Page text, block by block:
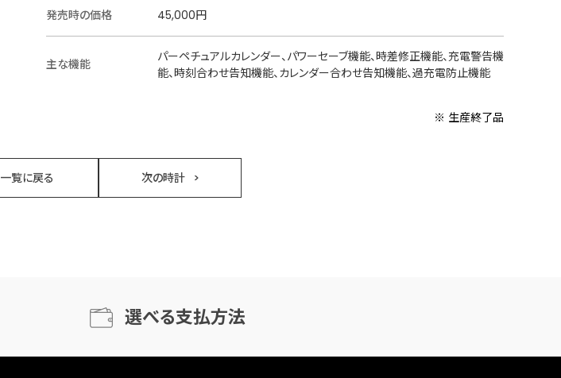
発売時の価格 45,000円
主な機能
パーペチュアルカレンダー、パワーセーブ機能、時差修正機能、充電警告機
能、時刻合わせ告知機能、カレンダー合わせ告知機能、過充電防止機能
※ 生産終了品
一覧に戻る 次の時計
選べる支払方法